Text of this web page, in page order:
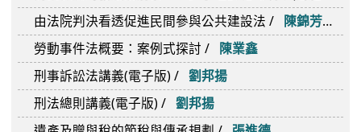
智慧金融及智慧醫療之法律規制 / 人工智慧法律國際研究基金會
行政與立法關係中的預算制度：一個台灣經驗的省思 /
正當法律程序與數位科技 / 沈冠伶 主編
宗教法體系(三) ——宗教與法律 / 陳清秀、釋法藏 主編
詩學轉舵：「賦比興」詩學理論及其實踐 / 顏崑陽